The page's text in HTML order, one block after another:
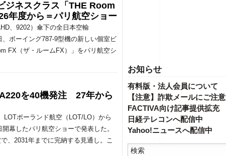
お知らせ
有料版・法人会員について
【注意】詐欺メールにご注意
FACTIVA向け記事提供拡充
日経テレコンへ配信中
Yahoo!ニュースへ配信中
ジネスクラス「THE Room
年度から＝パリ航空ショー
、9202）傘下の全日本空輸
、ボーイング787-9型機の新しい個室ビ
FX（ザ・ルームFX）」をパリ航空シ
を40機発注 27年から
ポーランド航空（LOT/LO）から
幕したパリ航空ショーで発表した。
、2031年までに完納する見通し。こ